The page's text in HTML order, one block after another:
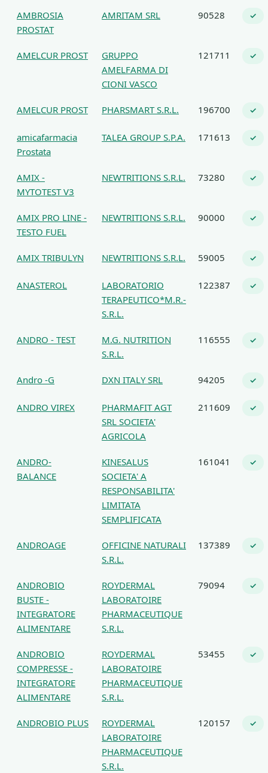
AMBROSIA
PROSTAT
AMRITAM SRL 90528 ✓
AMELCUR PROST
GRUPPO
AMELFARMA DI
CIONI VASCO
121711 ✓
AMELCUR PROST PHARSMART S.R.L. 196700 ✓
amicafarmacia
Prostata
TALEA GROUP S.P.A. 171613 ✓
AMIX -
MYTOTEST V3
NEWTRITIONS S.R.L. 73280 ✓
AMIX PRO LINE -
TESTO FUEL
NEWTRITIONS S.R.L. 90000 ✓
AMIX TRIBULYN NEWTRITIONS S.R.L. 59005 ✓
ANASTEROL
LABORATORIO
TERAPEUTICO*M.R.-
S.R.L.
122387 ✓
ANDRO - TEST
M.G. NUTRITION
S.R.L.
116555 ✓
Andro -G DXN ITALY SRL 94205 ✓
ANDRO VIREX
PHARMAFIT AGT
SRL SOCIETA'
AGRICOLA
211609 ✓
ANDRO-
BALANCE
KINESALUS
SOCIETA' A
RESPONSABILITA'
LIMITATA
SEMPLIFICATA
161041 ✓
ANDROAGE
OFFICINE NATURALI
S.R.L.
137389 ✓
ANDROBIO
BUSTE -
INTEGRATORE
ALIMENTARE
ROYDERMAL
LABORATOIRE
PHARMACEUTIQUE
S.R.L.
79094 ✓
ANDROBIO
COMPRESSE -
INTEGRATORE
ALIMENTARE
ROYDERMAL
LABORATOIRE
PHARMACEUTIQUE
S.R.L.
53455 ✓
ANDROBIO PLUS
ROYDERMAL
LABORATOIRE
PHARMACEUTIQUE
S.R.L.
120157 ✓